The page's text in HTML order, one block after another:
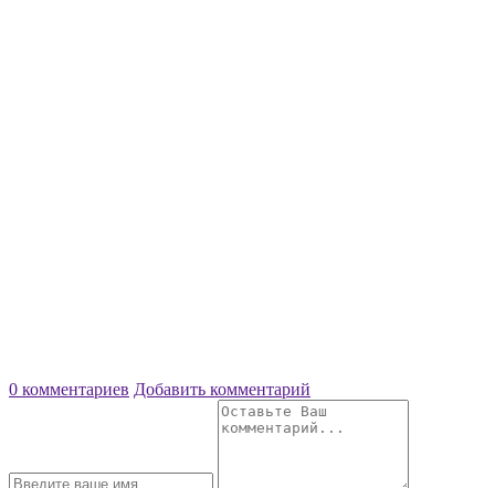
0 комментариев Добавить комментарий